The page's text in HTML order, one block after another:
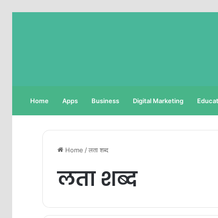
Home Apps Business Digital Marketing
Home /लता शब्द
लता शब्द